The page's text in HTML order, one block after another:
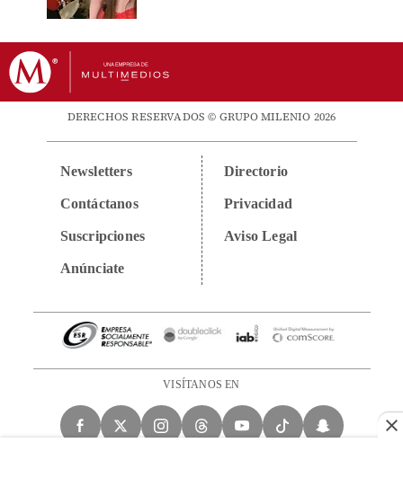
DERECHOS RESERVADOS © GRUPO MILENIO 2026
Newsletters
Contáctanos
Suscripciones
Anúnciate
Directorio
Privacidad
Aviso Legal
VISÍTANOS EN